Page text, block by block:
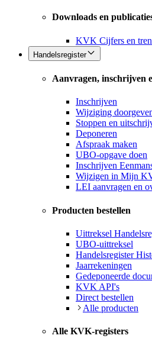
Downloads en
KVK Cijfers en
Handelsregister
Aanvragen, inschrijven
Inschrijven
Wijziging
Stoppen en
Deponeren
Afspraak maken
UBO-opgave doen
Inschrijven
Wijzigen in Mijn
LEI aanvragen en
Producten bestellen
Uittreksel
UBO-uittreksel
Handelsregister
Jaarrekeningen
Gedeponeerde
KVK API's
Direct bestellen
Alle producten
Alle KVK-registers